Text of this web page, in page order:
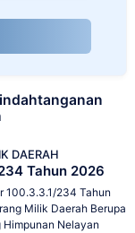
DAERAH
Tahun 2026
100.3.3.1/234 Tahun
Milik Daerah Berupa
Nelayan